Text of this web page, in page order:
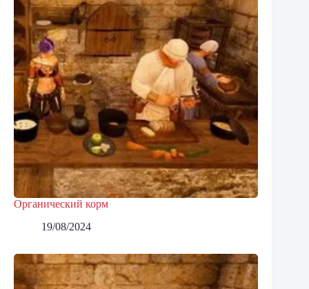
Органический корм
19/08/2024